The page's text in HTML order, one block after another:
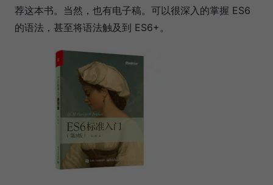
荐这本书。当然，也有电子稿。可以很深入的掌握 ES6
的语法，甚至将语法触及到 ES6+。